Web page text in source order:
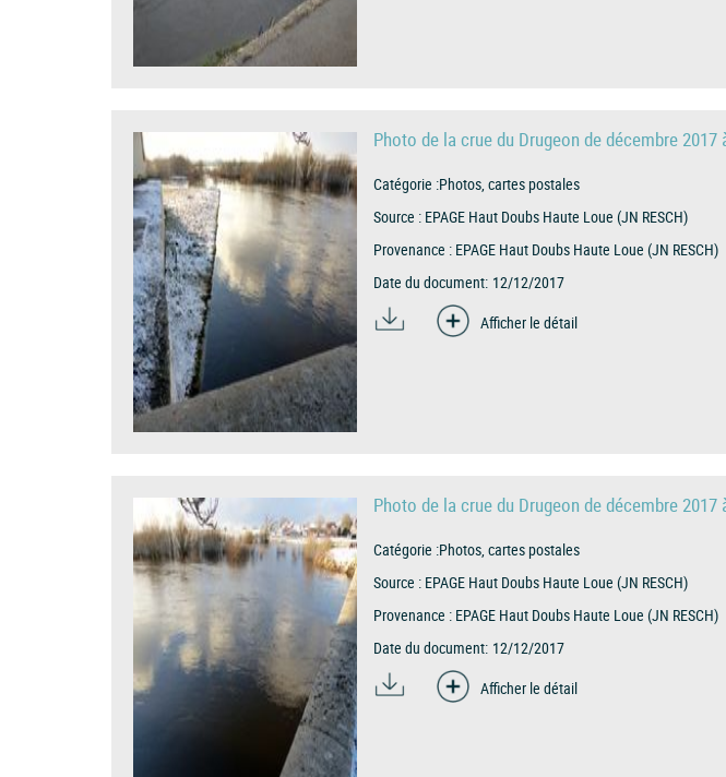
Photo de la crue du Drugeon de décembre 2017
Catégorie :Photos, cartes postales
Source : EPAGE Haut Doubs Haute Loue (JN RESCH)
Provenance : EPAGE Haut Doubs Haute Loue (JN RESCH)
Date du document: 12/12/2017
Afficher le détail
Photo de la crue du Drugeon de décembre 2017
Catégorie :Photos, cartes postales
Source : EPAGE Haut Doubs Haute Loue (JN RESCH)
Provenance : EPAGE Haut Doubs Haute Loue (JN RESCH)
Date du document: 12/12/2017
Afficher le détail